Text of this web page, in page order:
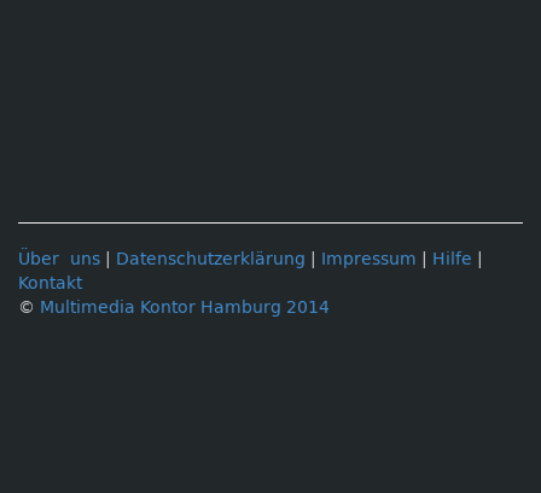
Über uns Datenschutzerklärung Impressum Hilfe
Kontakt
© Multimedia Kontor Hamburg 2014